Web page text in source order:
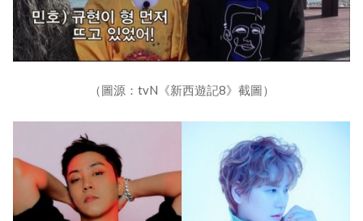
（圖源：tvN《新西遊記8》截圖）